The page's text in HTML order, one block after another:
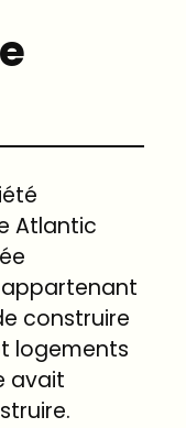
Atlantic
construire
logements
avait